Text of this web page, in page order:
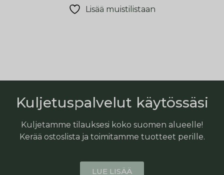
Lisää muistilistaan
Kuljetuspalvelut käytössäsi
Kuljetamme tilauksesi koko suomen alueelle!
Kerää ostoslista ja toimitamme tuotteet perille.
LUE LISÄÄ